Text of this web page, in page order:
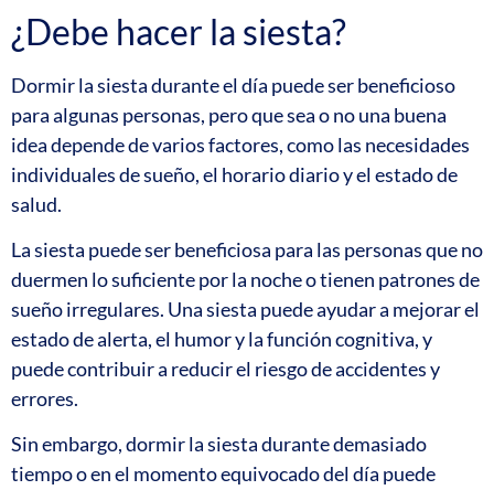
¿Debe hacer la siesta?
Dormir la siesta durante el día puede ser beneficioso
para algunas personas, pero que sea o no una buena
idea depende de varios factores, como las necesidades
individuales de sueño, el horario diario y el estado de
salud.
La siesta puede ser beneficiosa para las personas que no
duermen lo suficiente por la noche o tienen patrones de
sueño irregulares. Una siesta puede ayudar a mejorar el
estado de alerta, el humor y la función cognitiva, y
puede contribuir a reducir el riesgo de accidentes y
errores.
Sin embargo, dormir la siesta durante demasiado
tiempo o en el momento equivocado del día puede